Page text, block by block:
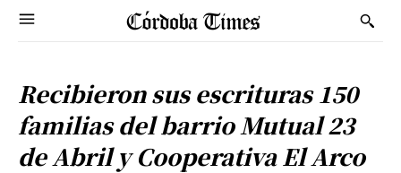
Recibieron sus escrituras 150
familias del barrio Mutual 23
de Abril y Cooperativa El Arco